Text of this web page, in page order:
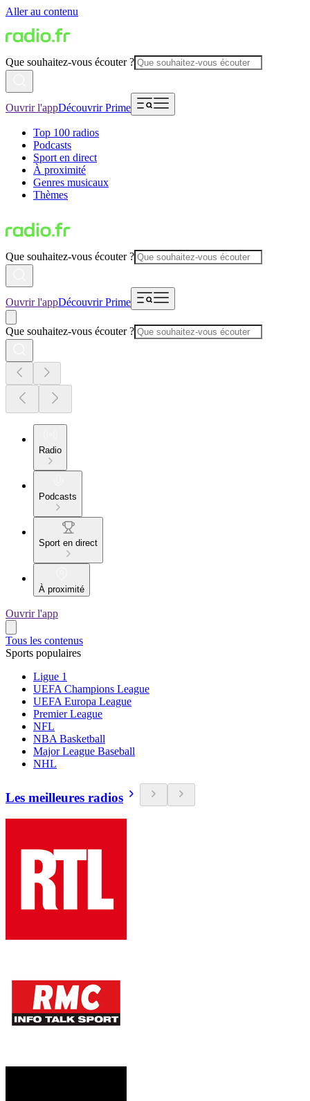
Aller au contenu
Que souhaitez-vous écouter ?
Ouvrir l'appDécouvrir Prime
Top 100 radios
Podcasts
Sport en direct
À proximité
Genres musicaux
Thèmes
Que souhaitez-vous écouter ?
Ouvrir l'appDécouvrir Prime
Que souhaitez-vous écouter ?
Radio
Podcasts
Sport en direct
À proximité
Ouvrir l'app
Tous les contenus
Sports populaires
Ligue 1
UEFA Champions League
UEFA Europa League
Premier League
NFL
NBA Basketball
Major League Baseball
NHL
Les meilleures radios